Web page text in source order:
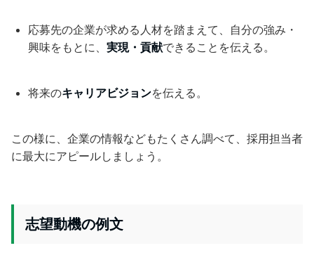
応募先の企業が求める人材を踏まえて、自分の強み・
興味をもとに、 実現・貢献できることを伝える。
将来のキャリアビジョンを伝える。
この様に、企業の情報などもたくさん調べて、採用担当者
に最大にアピールしましょう。
志望動機の例文